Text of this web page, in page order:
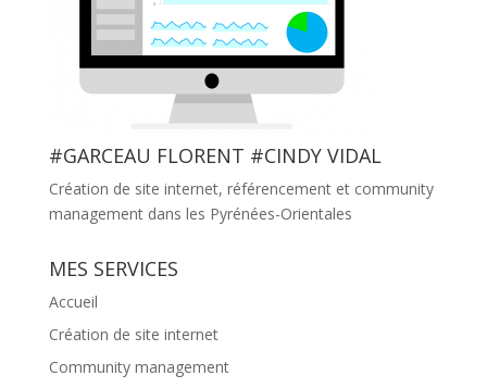
#GARCEAU FLORENT #CINDY VIDAL
Création de site internet, référencement et community
management dans les Pyrénées-Orientales
MES SERVICES
Accueil
Création de site internet
Community management